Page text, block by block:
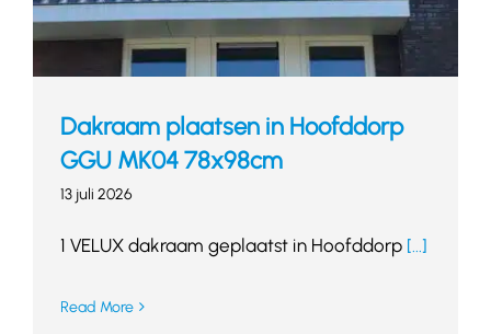
Dakraam plaatsen in Hoofddorp
GGU MK04 78x98cm
13 juli 2026
1 VELUX dakraam geplaatst in Hoofddorp[...]
Read More